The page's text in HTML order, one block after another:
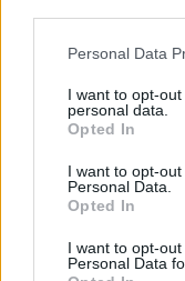
Personal Data
I want to opt-
personal data.
Opted In
I want to opt-
Personal Data.
Opted In
I want to opt-
Personal Data
brez, po vaši
znak, da
pasje farme. Psi
nikoli ne prodajajo.
Kupci se
so ga kupili
ponekod